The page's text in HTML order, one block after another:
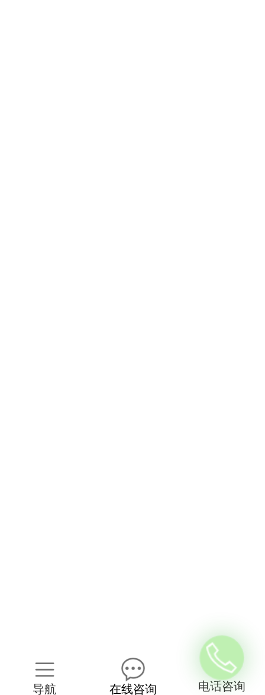
导航 在线咨询 电话咨询